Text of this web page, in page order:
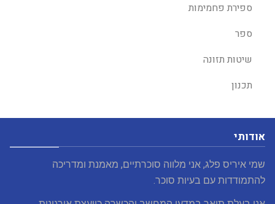
ספירת פחמימות
ספר
שיטות תזונה
תכנון
אודותי
שמי איריס פלג, אני מלווה סוכרתיים, מאמנת ומדריכה
להתמודדות עם בעיות סוכר.